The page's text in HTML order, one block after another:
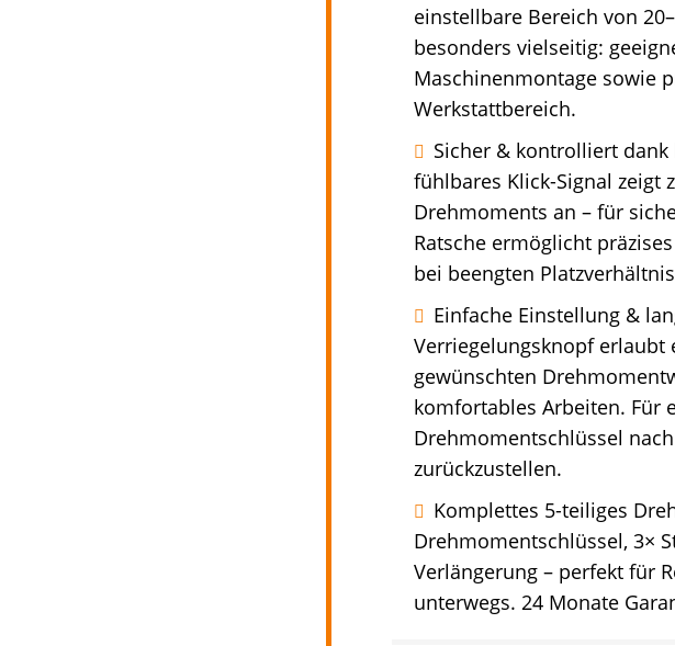
einstellbare Bereich von
besonders vielseitig:
Maschinenmontage sowie
Werkstattbereich.
Sicher & kontrolliert
fühlbares Klick-Signal zeigt
Drehmoments an – für
Ratsche ermöglicht
bei beengten
Einfache Einstellung &
Verriegelungsknopf erlaubt
gewünschten
komfortables Arbeiten. Für
Drehmomentschlüssel
zurückzustellen.
Komplettes 5-teiliges
Drehmomentschlüssel, 3×
Verlängerung – perfekt für
unterwegs. 24 Monate